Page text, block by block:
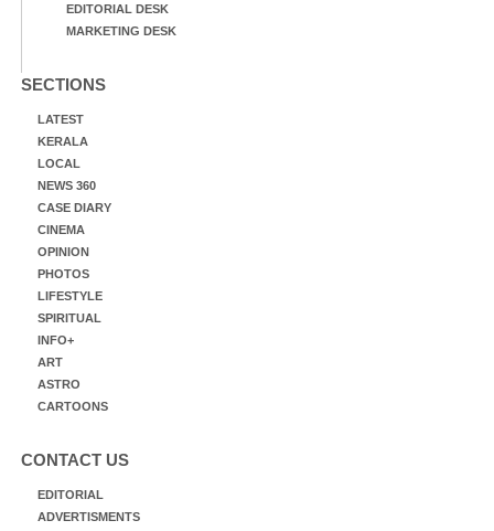
EDITORIAL DESK
MARKETING DESK
SECTIONS
LATEST
KERALA
LOCAL
NEWS 360
CASE DIARY
CINEMA
OPINION
PHOTOS
LIFESTYLE
SPIRITUAL
INFO+
ART
ASTRO
CARTOONS
CONTACT US
EDITORIAL
ADVERTISMENTS